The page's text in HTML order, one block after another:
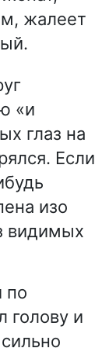
жалеет
«и
глаз на
Если
изо
видимых
по
голову и